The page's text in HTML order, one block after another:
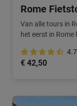
Rome
Van alle tours in
het eerst in
een Nederlandse4.7
€ 42,50